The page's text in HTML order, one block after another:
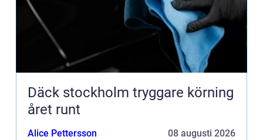
Däck stockholm tryggare körning
året runt
Alice Pettersson 08 augusti 2026